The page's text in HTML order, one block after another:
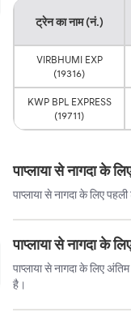
ट्रेन का नाम (नं.)
VIRBHUMI EXP
(19316)
KWP BPL EXPRESS
(19711)
पाप्लाया से नागदा के
पाप्लाया से नागदा के लिए
पाप्लाया से नागदा के
पाप्लाया से नागदा के लिए
है।